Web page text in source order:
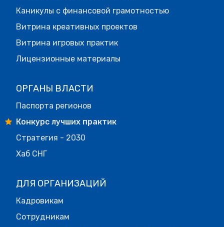
Каникулы с финансовой грамотностью
Витрина креативных проектов
Витрина игровых практик
Лицензионные материалы
ОРГАНЫ ВЛАСТИ
Паспорта регионов
Конкурс лучших практик
Стратегия - 2030
Хаб СНГ
ДЛЯ ОРГАНИЗАЦИЙ
Кадровикам
Сотрудникам